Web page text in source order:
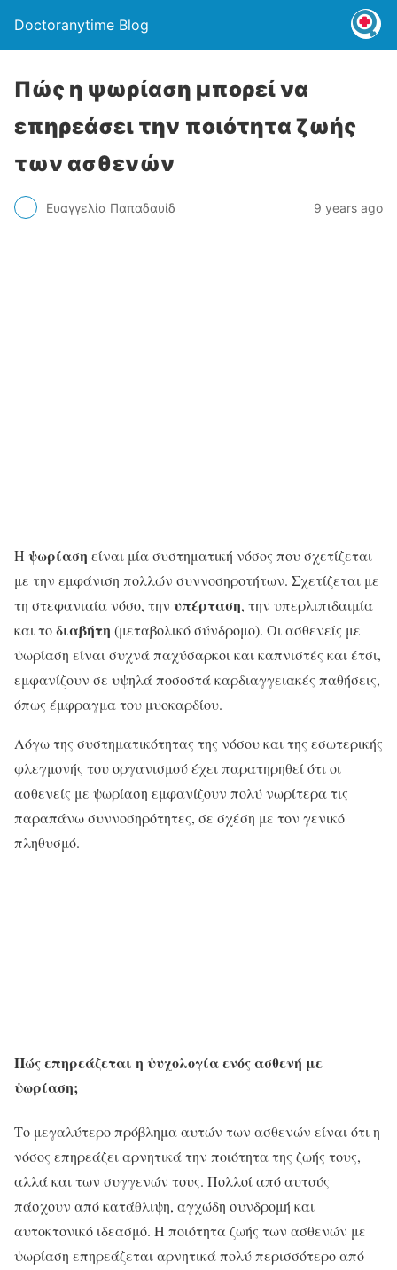
Doctoranytime Blog
Πώς η ψωρίαση μπορεί να
επηρεάσει την ποιότητα ζωής
των ασθενών
Ευαγγελία Παπαδαυίδ 9 years ago
Η ψωρίαση είναι μία συστηματική νόσος που σχετίζεται
με την εμφάνιση πολλών συννοσηροτήτων. Σχετίζεται με
τη στεφανιαία νόσο, την υπέρταση, την υπερλιπιδαιμία
και τοδιαβήτη (μεταβολικό σύνδρομο). Οι ασθενείς με
ψωρίαση είναι συχνά παχύσαρκοι και καπνιστές και έτσι,
εμφανίζουν σε υψηλά ποσοστά καρδιαγγειακές παθήσεις,
όπως έμφραγμα του μυοκαρδίου.
Λόγω της συστηματικότητας της νόσου και της εσωτερικής
φλεγμονής του οργανισμού έχει παρατηρηθεί ότι οι
ασθενείς με ψωρίαση εμφανίζουν πολύ νωρίτερα τις
παραπάνω συννοσηρότητες, σε σχέση με τον γενικό
πληθυσμό.
Πώς επηρεάζεται η ψυχολογία ενός ασθενή με
ψωρίαση;
Το μεγαλύτερο πρόβλημα αυτών των ασθενών είναι ότι η
νόσος επηρεάζει αρνητικά την ποιότητα της ζωής τους,
αλλά και των συγγενών τους. Πολλοί από αυτούς
πάσχουν από κατάθλιψη, αγχώδη συνδρομή και
αυτοκτονικό ιδεασμό. Η ποιότητα ζωής των ασθενών με
ψωρίαση επηρεάζεται αρνητικά πολύ περισσότερο από